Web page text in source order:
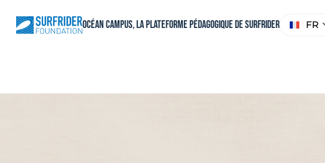
contenu
Océan Campus, La plateforme pédagogique de SurfriderChoisir
une
FR